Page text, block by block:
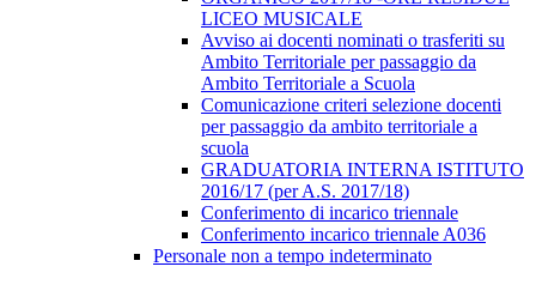
LICEO MUSICALE
Avviso ai docenti nominati o trasferiti su
Ambito Territoriale per passaggio da
Ambito Territoriale a Scuola
Comunicazione criteri selezione docenti
per passaggio da ambito territoriale a
scuola
GRADUATORIA INTERNA ISTITUTO
2016/17 (per A.S. 2017/18)
Conferimento di incarico triennale
Conferimento incarico triennale A036
Personale non a tempo indeterminato